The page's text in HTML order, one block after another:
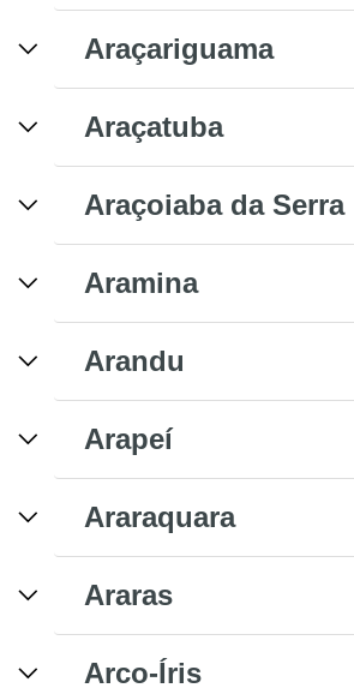
Araçariguama
Araçatuba
Araçoiaba da Serra
Aramina
Arandu
Arapeí
Araraquara
Araras
Arco-Íris